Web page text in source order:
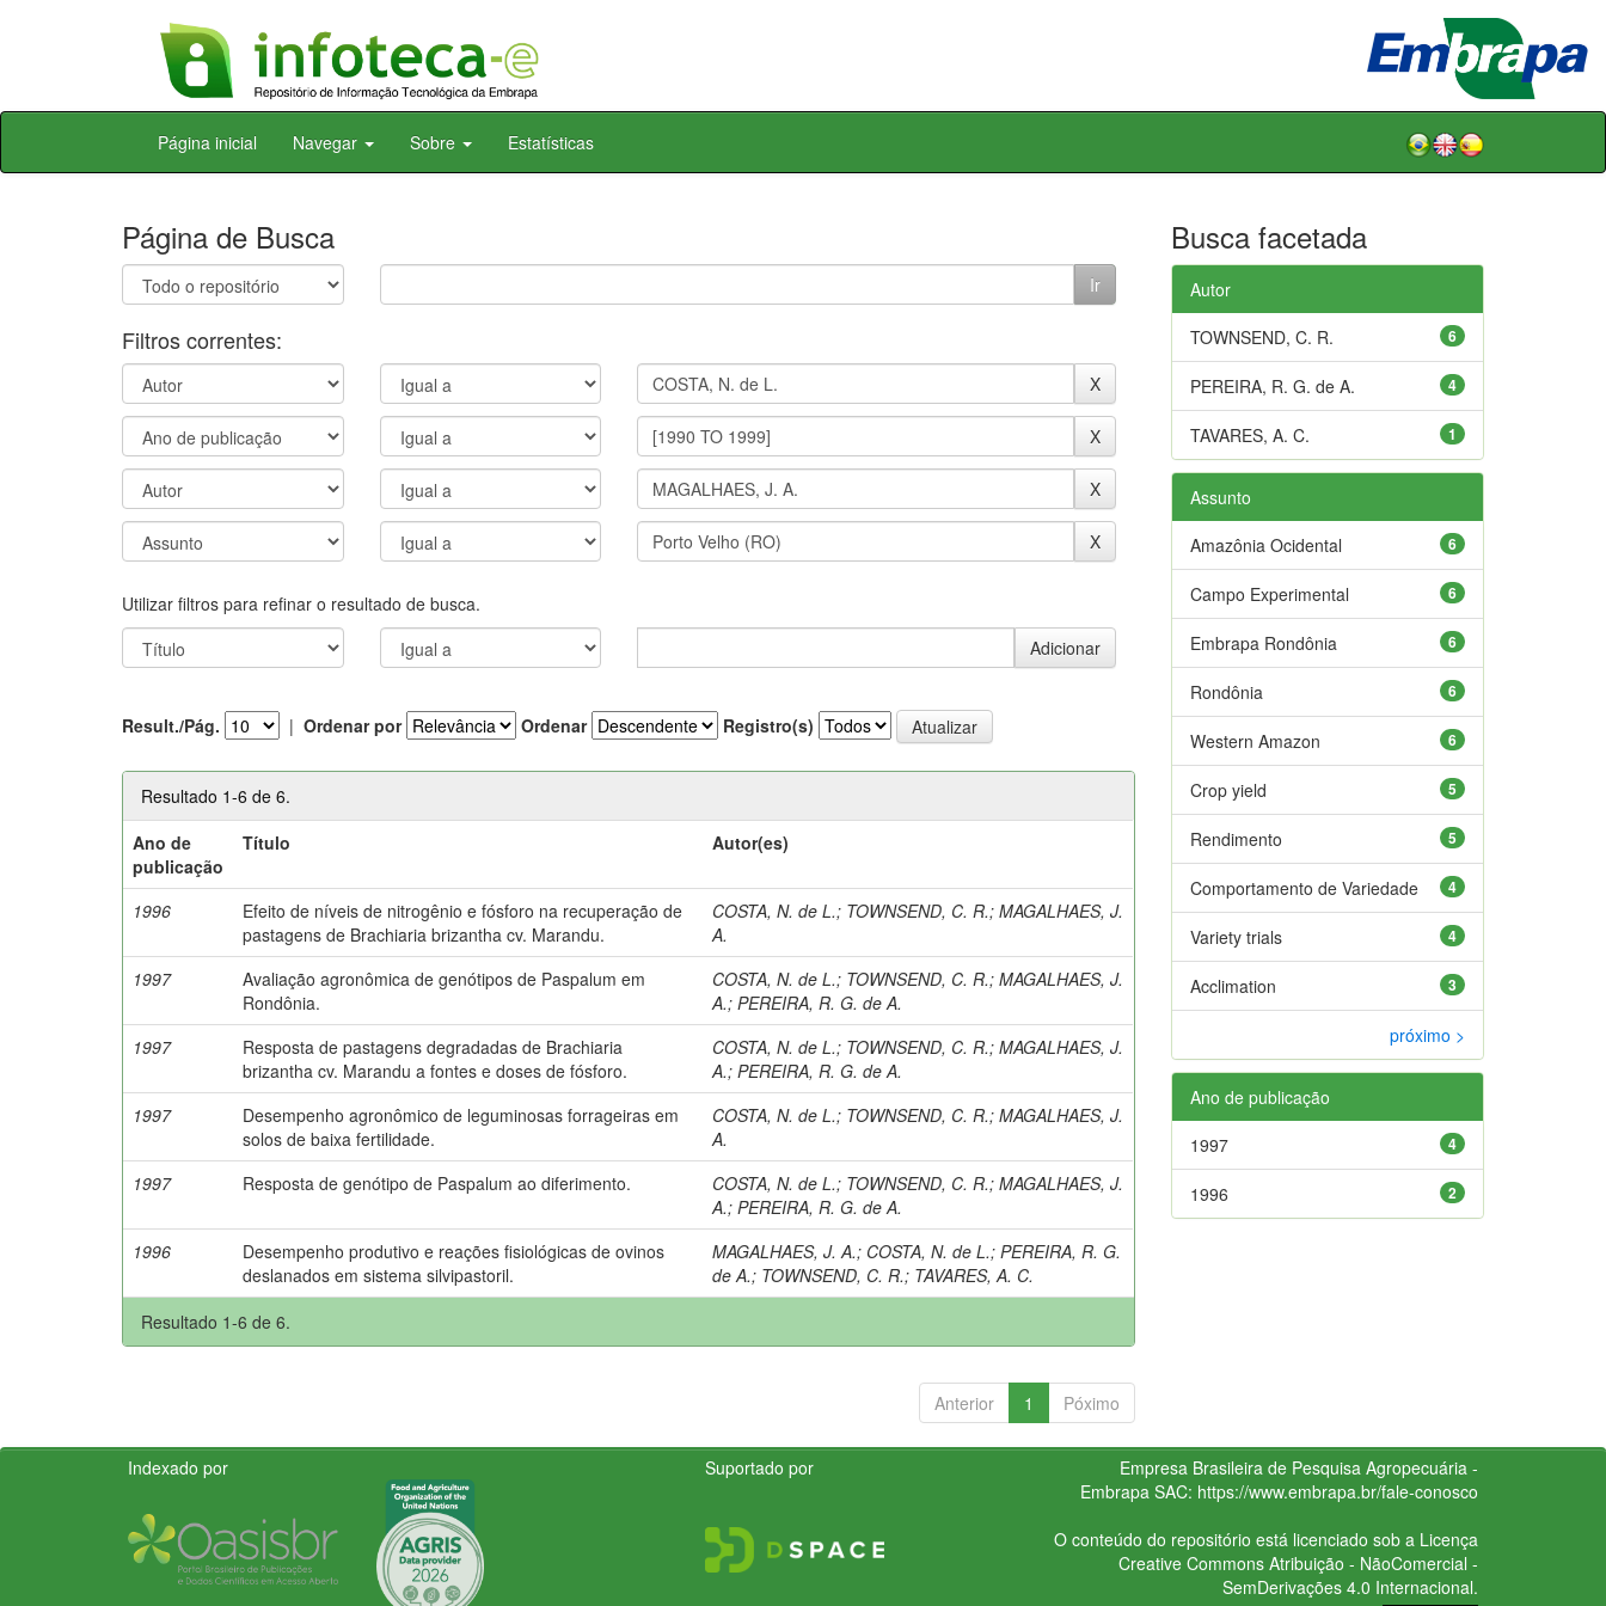
Skip
Página inicial Navegar Sobre Estatísticas
Página de Busca
Filtros correntes:
Utilizar filtros para refinar o resultado de busca.
Result./Pág. | Ordenar por Ordenar Registro(s)
Resultado 1-6 de 6.
Ano de
publicação
Título Autor(es)
1996
Efeito de níveis de nitrogênio e fósforo na recuperação de
pastagens de Brachiaria brizantha cv. Marandu.
COSTA, N. de L.; TOWNSEND, C. R.;MAGALHAES, J.
A.
1997
Avaliação agronômica de genótipos de Paspalum em
Rondônia.
COSTA, N. de L.; TOWNSEND, C. R.;MAGALHAES, J.
A.;PEREIRA, R. G. de A.
1997
Resposta de pastagens degradadas de Brachiaria
brizantha cv. Marandu a fontes e doses de fósforo.
COSTA, N. de L.; TOWNSEND, C. R.;MAGALHAES, J.
A.;PEREIRA, R. G. de A.
1997
Desempenho agronômico de leguminosas forrageiras em
solos de baixa fertilidade.
COSTA, N. de L.; TOWNSEND, C. R.;MAGALHAES, J.
A.
1997
Resposta de genótipo de Paspalum ao diferimento. COSTA, N. de L.; TOWNSEND, C. R.;MAGALHAES, J.
A.;PEREIRA, R. G. de A.
1996
Desempenho produtivo e reações fisiológicas de ovinos
deslanados em sistema silvipastoril.
MAGALHAES, J. A.; COSTA, N. de L.;PEREIRA, R. G.
de A.; TOWNSEND, C. R.; TAVARES, A. C.
Resultado 1-6 de 6.
Anterior 1 Póximo
Busca facetada
Autor
6
TOWNSEND, C. R.
4
PEREIRA, R. G. de A.
1
TAVARES, A. C.
Assunto
6
Amazônia Ocidental
6
Campo Experimental
6
Embrapa Rondônia
6
Rondônia
6
Western Amazon
5
Crop yield
5
Rendimento
4
Comportamento de Variedade
4
Variety trials
3
Acclimation
próximo >
Ano de publicação
4
1997
2
1996
Indexado por Suportado por
Empresa Brasileira de Pesquisa Agropecuária -
Embrapa SAC: https://www.embrapa.br/fale-conosco
O conteúdo do repositório está licenciado sob a Licença
Creative CommonsAtribuição - NãoComercial -
SemDerivações 4.0 Internacional.